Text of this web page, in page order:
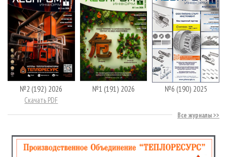
№2 (192) 2026
Скачать PDF
№1 (191) 2026 №6 (190) 2025
Все журналы